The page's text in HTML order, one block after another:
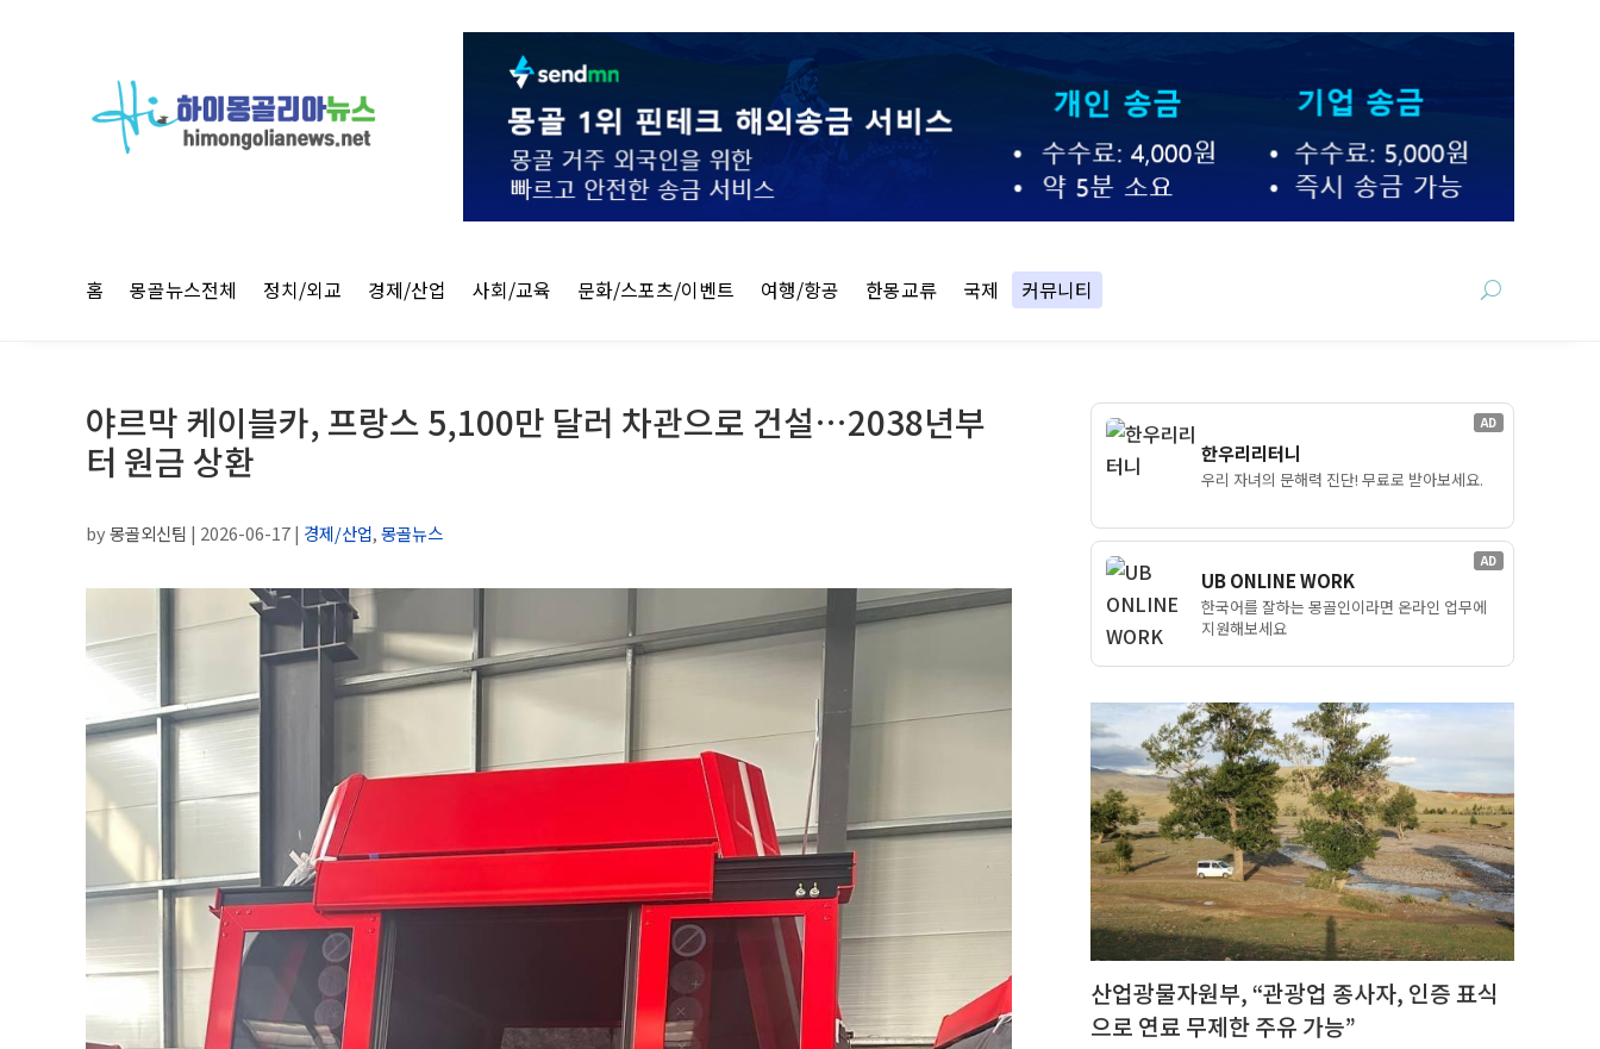
홈 몽골뉴스전체 정치/외교 경제/산업 사회/교육 문화/스포츠/이벤트 여행/항공 한몽교류 국제 커뮤니티
야르막 케이블카, 프랑스 5,100만 달러 차관으로 건설…2038년부
터 원금 상환
by몽골외신팀 | 2026-06-17| 경제/산업,몽골뉴스
AD
한우리리터니
우리 자녀의 문해력 진단! 무료로 받아보세요.
AD
UB ONLINE WORK
한국어를 잘하는 몽골인이라면 온라인 업무에
지원해보세요
산업광물자원부, “관광업 종사자, 인증 표식
으로 연료 무제한 주유 가능”